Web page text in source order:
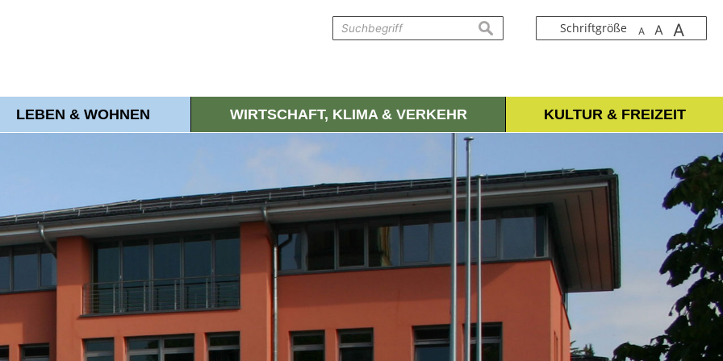
Schriftgröße A A A
suchen
LEBEN & WOHNEN WIRTSCHAFT, KLIMA & VERKEHR KULTUR & FREIZEIT